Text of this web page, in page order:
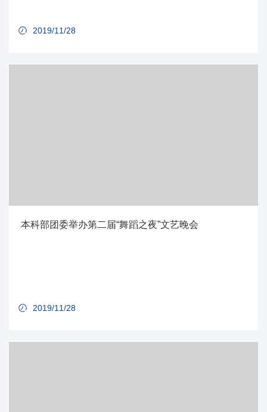
2019/11/28
本科部团委举办第二届“舞蹈之夜”文艺晚会
2019/11/28